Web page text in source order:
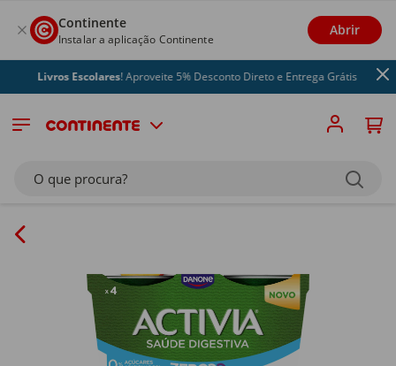
Continente
Instalar a aplicação Continente
Abrir
Livros Escolares! Aproveite 5% Desconto Direto e Entrega Grátis
O que procura?